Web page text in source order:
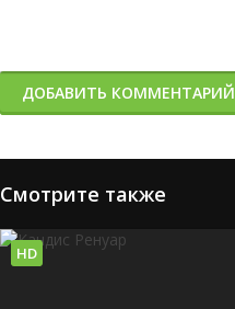
ДОБАВИТЬ КОММЕНТАРИЙ
Смотрите также
HD